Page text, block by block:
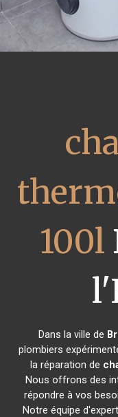
100l
Dans la ville de
plombiers
la réparation de
Nous offrons des
répondre à vos
Notre équipe